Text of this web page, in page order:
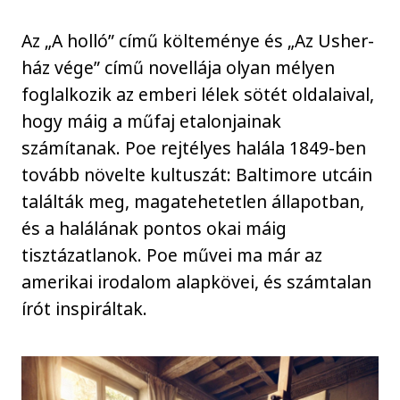
Az „A holló” című költeménye és „Az Usher-
ház vége” című novellája olyan mélyen
foglalkozik az emberi lélek sötét oldalaival,
hogy máig a műfaj etalonjainak
számítanak. Poe rejtélyes halála 1849-ben
tovább növelte kultuszát: Baltimore utcáin
találták meg, magatehetetlen állapotban,
és a halálának pontos okai máig
tisztázatlanok. Poe művei ma már az
amerikai irodalom alapkövei, és számtalan
írót inspiráltak.